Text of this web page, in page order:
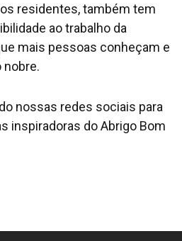
residentes, também tem
ao trabalho da
mais pessoas conheçam e
nobre.
nossas redes sociais para
inspiradoras do Abrigo Bom